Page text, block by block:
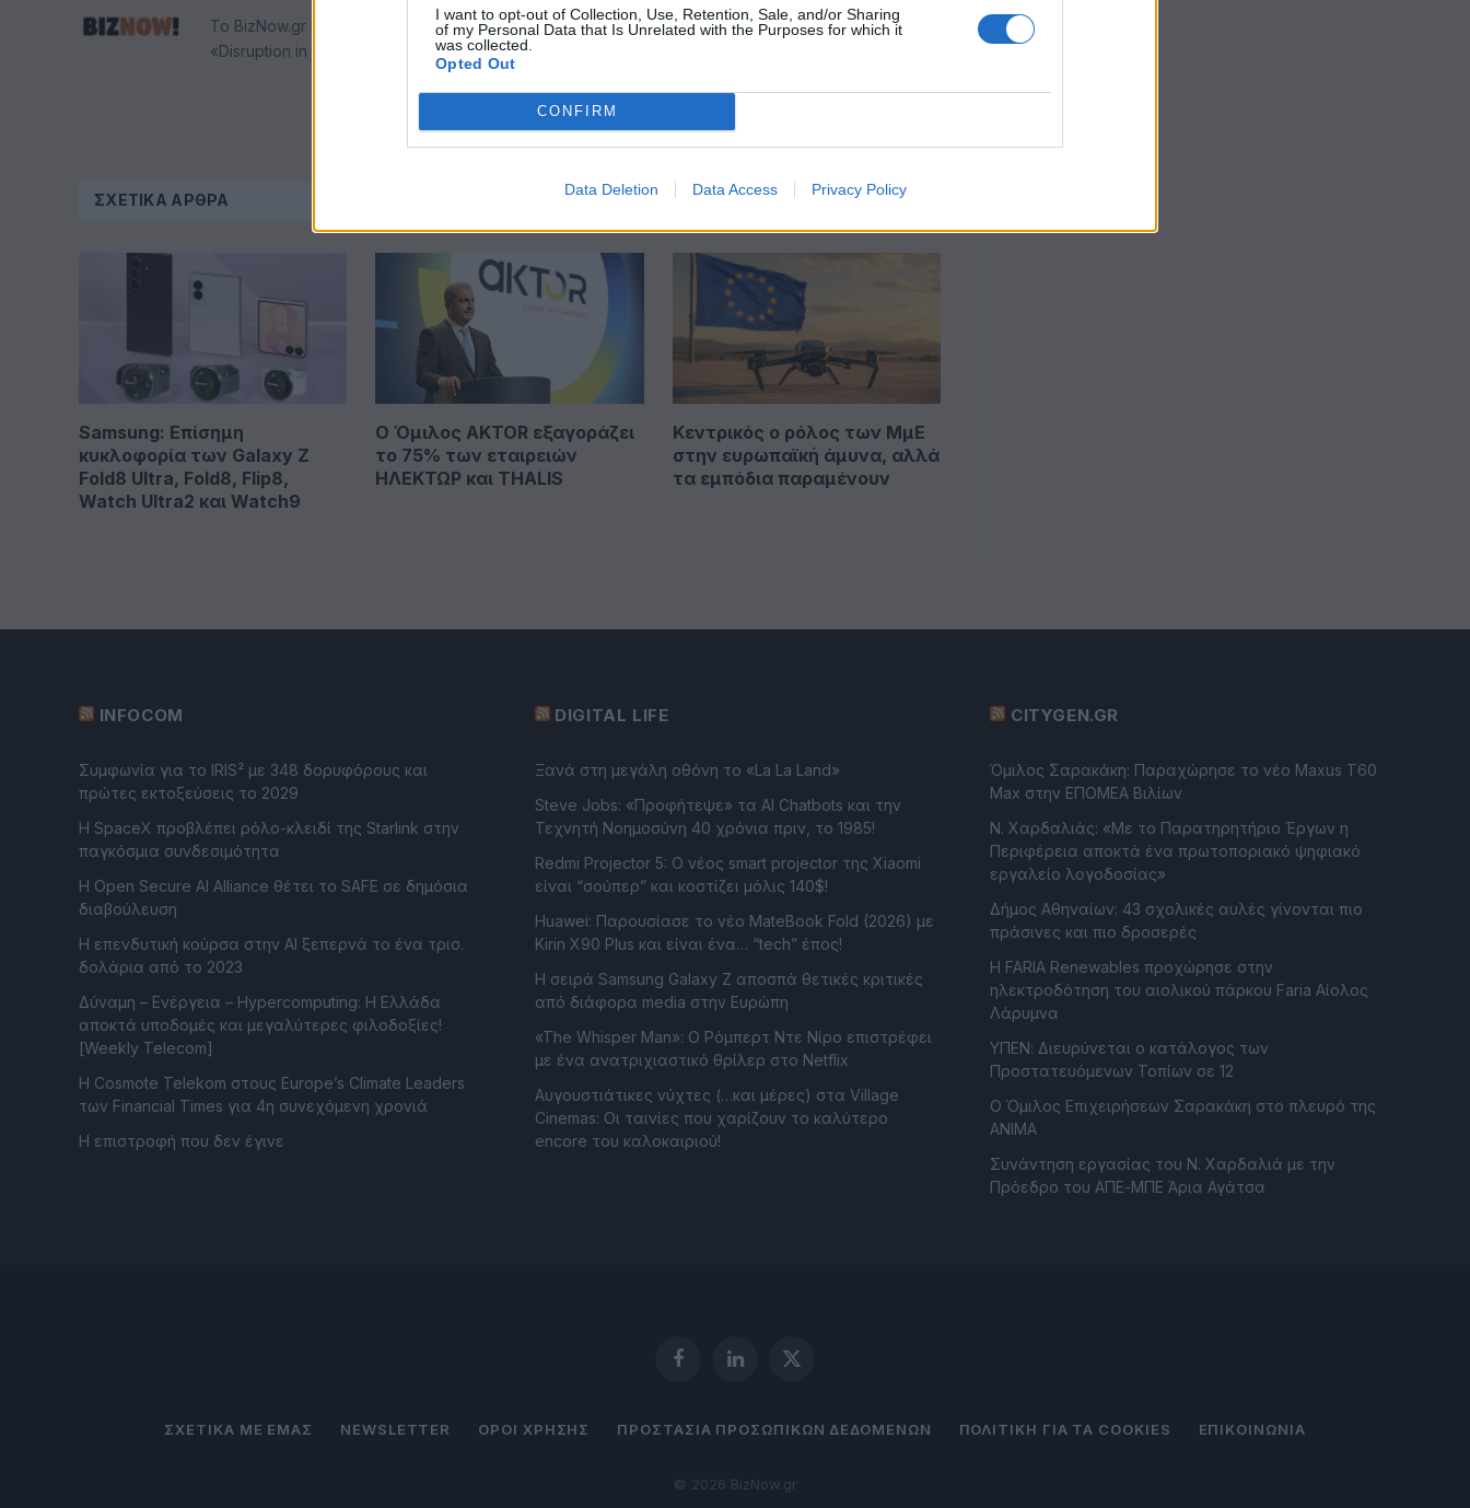
I want to opt-out of Collection, Use, Retention, Sale, and/or Sharing
of my Personal Data that Is Unrelated with the Purposes for which it
was collected.
Opted Out
CONFIRM
Data Deletion Data Access Privacy Policy
Το BizNow.gr είναι αφιερωμένο στην ενδυνάμωση των επιχειρήσεων, βάσει της λογικής
«Disruption in Action»
ΣΧΕΤΙΚΆ ΆΡΘΡΑ
Samsung: Επίσημη
κυκλοφορία των Galaxy Z
Fold8 Ultra, Fold8, Flip8,
Watch Ultra2 και Watch9
Ο Όμιλος AKTOR εξαγοράζει
το 75% των εταιρειών
ΗΛΕΚΤΩΡ και THALIS
Κεντρικός ο ρόλος των ΜμΕ
στην ευρωπαϊκή άμυνα, αλλά
τα εμπόδια παραμένουν
INFOCOM
Συμφωνία για το IRIS² με 348 δορυφόρους και
πρώτες εκτοξεύσεις το 2029
Η SpaceX προβλέπει ρόλο-κλειδί της Starlink στην
παγκόσμια συνδεσιμότητα
Η Open Secure AI Alliance θέτει το SAFE σε δημόσια
διαβούλευση
Η επενδυτική κούρσα στην AI ξεπερνά το ένα τρισ.
δολάρια από το 2023
Δύναμη – Ενέργεια – Ηypercomputing: Η Ελλάδα
αποκτά υποδομές και μεγαλύτερες φιλοδοξίες!
[Weekly Telecom]
Η Cosmote Telekom στους Europe’s Climate Leaders
των Financial Times για 4η συνεχόμενη χρονιά
Η επιστροφή που δεν έγινε
DIGITAL LIFE
Ξανά στη μεγάλη οθόνη το «La La Land»
Steve Jobs: «Προφήτεψε» τα AI Chatbots και την
Τεχνητή Νοημοσύνη 40 χρόνια πριν, το 1985!
Redmi Projector 5: Ο νέος smart projector της Xiaomi
είναι “σούπερ” και κοστίζει μόλις 140$!
Huawei: Παρουσίασε το νέο MateBook Fold (2026) με
Kirin X90 Plus και είναι ένα… “tech” έπος!
Η σειρά Samsung Galaxy Z αποσπά θετικές κριτικές
από διάφορα media στην Ευρώπη
«The Whisper Man»: Ο Ρόμπερτ Ντε Νίρο επιστρέφει
με ένα ανατριχιαστικό θρίλερ στο Netflix
Αυγουστιάτικες νύχτες (…και μέρες) στα Village
Cinemas: Οι ταινίες που χαρίζουν το καλύτερο
encore του καλοκαιριού!
CITYGEN.GR
Όμιλος Σαρακάκη: Παραχώρησε το νέο Maxus T60
Max στην ΕΠΟΜΕΑ Βιλίων
Ν. Χαρδαλιάς: «Με το Παρατηρητήριο Έργων η
Περιφέρεια αποκτά ένα πρωτοποριακό ψηφιακό
εργαλείο λογοδοσίας»
Δήμος Αθηναίων: 43 σχολικές αυλές γίνονται πιο
πράσινες και πιο δροσερές
Η FARIA Renewables προχώρησε στην
ηλεκτροδότηση του αιολικού πάρκου Faria Αίολος
Λάρυμνα
ΥΠΕΝ: Διευρύνεται ο κατάλογος των
Προστατευόμενων Τοπίων σε 12
O Όμιλος Επιχειρήσεων Σαρακάκη στο πλευρό της
ΑΝΙΜΑ
Συνάντηση εργασίας του Ν. Χαρδαλιά με την
Πρόεδρο του ΑΠΕ-ΜΠΕ Άρια Αγάτσα
FacebookLinkedInX
ΣΧΕΤΙΚΑ ΜΕ ΕΜΑΣ NEWSLETTER ΟΡΟΙ ΧΡΗΣΗΣ ΠΡΟΣΤΑΣΙΑ ΠΡΟΣΩΠΙΚΩΝ ΔΕΔΟΜΕΝΩΝ ΠΟΛΙΤΙΚΗ ΓΙΑ ΤΑ COOKIES ΕΠΙΚΟΙΝΩΝΙΑ
© 2026 BizNow.gr